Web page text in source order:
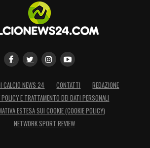
CALCIO NEWS 24 CONTATTI
REDAZIONE
E TRATTAMENTO DEI DATI PERSONALI
ESTESA SUI COOKIE (COOKIE POLICY)
NETWORK SPORT REVIEW